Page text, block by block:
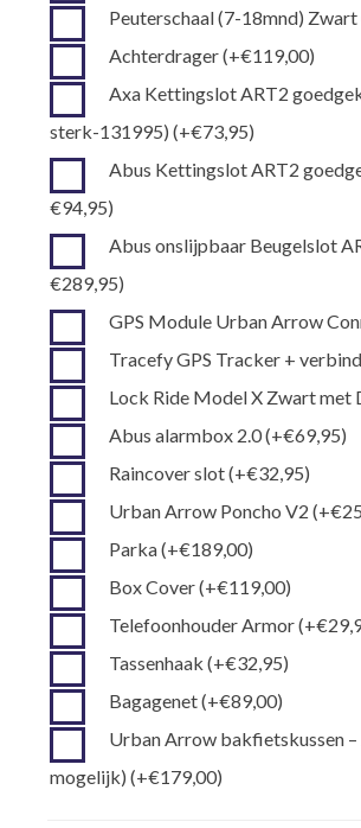
Peuterschaal (7-18mnd) Zwart
Achterdrager(+€119,00)
Axa Kettingslot ART2
sterk-131995)(+€73,95)
Abus Kettingslot ART2
€94,95)
Abus onslijpbaar Beugelslot
€289,95)
GPS Module Urban Arrow
Tracefy GPS Tracker +
Lock Ride Model X Zwart met
Abus alarmbox 2.0(+€69,95)
Raincover slot(+€32,95)
Urban Arrow Poncho V2(+€
Parka(+€189,00)
Box Cover(+€119,00)
Telefoonhouder Armor(+€
Tassenhaak(+€32,95)
Bagagenet(+€89,00)
Urban Arrow bakfietskussen
mogelijk)(+€179,00)